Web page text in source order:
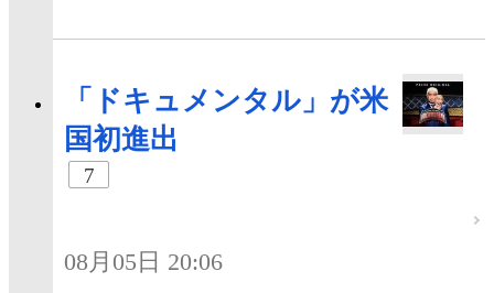
「ドキュメンタル」が米
国初進出
7
08月05日 20:06